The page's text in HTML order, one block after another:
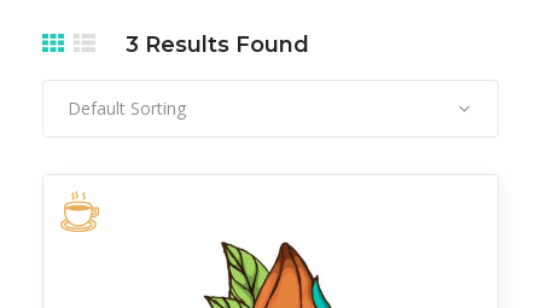
3 Results Found
Default Sorting